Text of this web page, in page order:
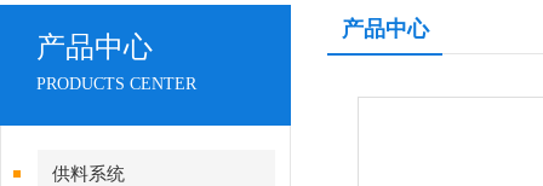
产品中心
PRODUCTS CENTER
供料系统
产品中心